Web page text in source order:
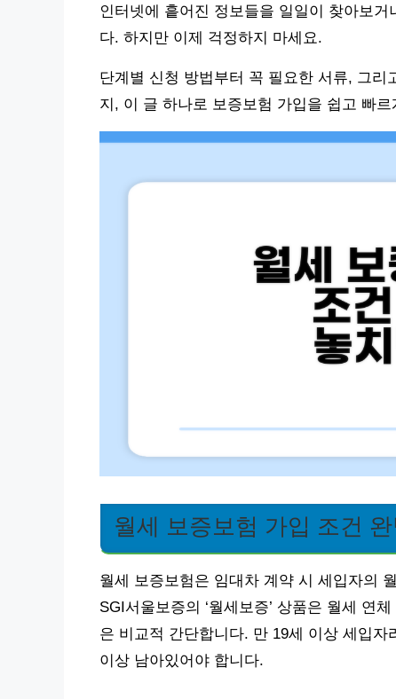
인터넷에 흩어진 정보들을 일일이 찾아보
다. 하지만 이제 걱정하지 마세요.
단계별 신청 방법부터 꼭 필요한 서류, 그
지, 이 글 하나로 보증보험 가입을 쉽고 빠
월세 보증보험 가입 조건 완
월세 보증보험은 임대차 계약 시 세입자의
SGI서울보증의 ‘월세보증’ 상품은 월세 연
은 비교적 간단합니다. 만 19세 이상 세입
이상 남아있어야 합니다.